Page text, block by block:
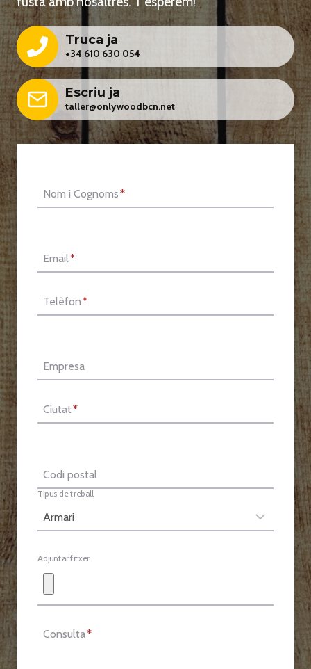
Truca ja
+34 610 630 054
Escriu ja
taller@onlywoodbcn.net
Nom i Cognoms*
Email*
Telèfon*
Empresa
Ciutat*
Codi postal
Tipus de treball
Adjuntar fitxer
Consulta*